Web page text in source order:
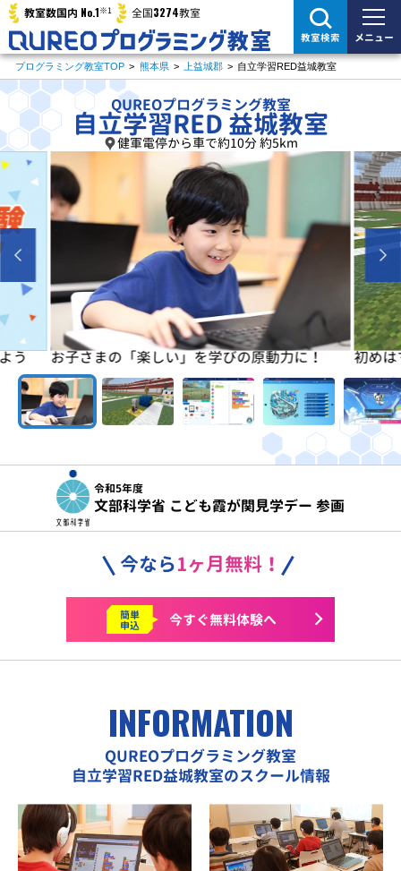
教室数国内 No.1※1 全国3274教室
教室検索 メニュー
プログラミング教室TOP > 熊本県 > 上益城郡 > 自立学習RED益城教室
QUREOプログラミング教室
自立学習RED 益城教室
健軍電停から車で約10分 約5km
う お子さまの「楽しい」を学びの原動力に！ 初め
令和5年度
文部科学省 こども霞が関見学デー 参画
今なら1ヶ月無料！
簡単
申込 今すぐ無料体験へ
INFORMATION
QUREOプログラミング教室
自立学習RED益城教室のスクール情報